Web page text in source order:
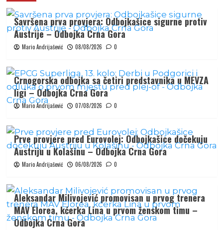
Savršena prva provjera: Odbojkašice sigurne protiv
Austrije – Odbojka Crna Gora
Mario Andrijašević 08/08/2026 0
Crnogorska odbojka sa četiri predstavnika u MEVZA
ligi – Odbojka Crna Gora
Mario Andrijašević 07/08/2026 0
Prve provjere pred Eurovolej: Odbojkašice dočekuju
Austriju u Kolašinu – Odbojka Crna Gora
Mario Andrijašević 06/08/2026 0
Aleksandar Milivojević promovisan u prvog trenera
MAV Elorea, kćerka Lina u prvom ženskom timu –
Odbojka Crna Gora